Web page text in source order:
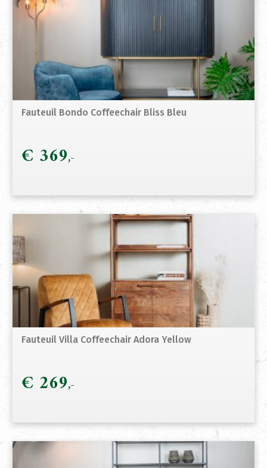
Fauteuil Bondo Coffeechair Bliss Bleu
€ 369
Fauteuil Villa Coffeechair Adora Yellow
€ 269